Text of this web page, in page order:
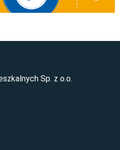
Sp. z o.o.